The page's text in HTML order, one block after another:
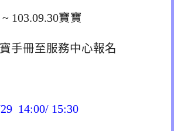
103.09.30寶寶
手冊至服務中心報名
14:00/ 15:30